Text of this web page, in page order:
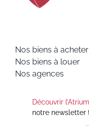
Nos biens à acheter
Nos biens à louer
Nos agences
Découvrir
notre newsletter